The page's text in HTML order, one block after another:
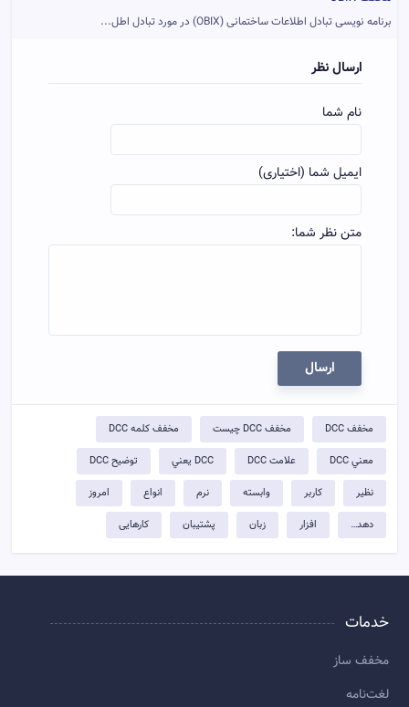
برنامه نویسی تبادل اطلاعات ساختمانی (OBIX) در مورد تبادل اطل...
ارسال نظر
نام شما
ایمیل شما (اختیاری)
متن نظر شما:
ارسال
مخفف DCC مخفف DCC چيست مخفف کلمه DCC
معني DCC علامت DCC DCC يعني توضيح DCC
نظیر کاربر وابسته نرم انواع امروز
دهد… افزار زبان پشتیبان کارهایی
خدمات
مخفف ساز
لغت‌نامه